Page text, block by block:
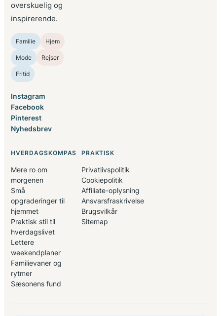
overskuelig og
inspirerende.
Familie Hjem
Mode Rejser
Fritid
Instagram
Facebook
Pinterest
Nyhedsbrev
HVERDAGSKOMPAS
Mere ro om
morgenen
Små
opgraderinger til
hjemmet
Praktisk stil til
hverdagslivet
Lettere
weekendplaner
Familievaner og
rytmer
Sæsonens fund
PRAKTISK
Privatlivspolitik
Cookiepolitik
Affiliate-oplysning
Ansvarsfraskrivelse
Brugsvilkår
Sitemap